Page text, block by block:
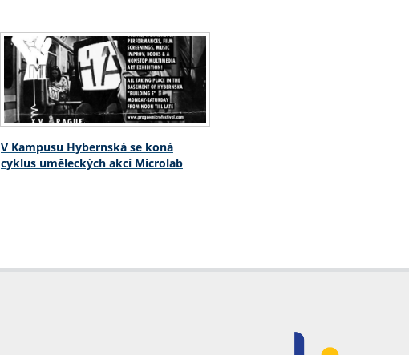
V Kampusu Hybernská se koná
cyklus uměleckých akcí Microlab